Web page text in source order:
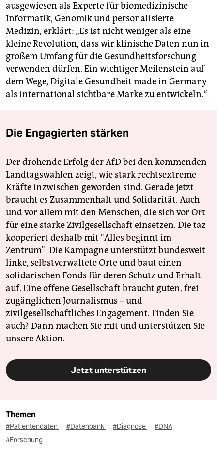
ausgewiesen als Experte für biomedizinische
Informatik, Genomik und personalisierte
Medizin, erklärt: „Es ist nicht weniger als eine
kleine Revolution, dass wir klinische Daten nun in
großem Umfang für die Gesundheitsforschung
verwenden dürfen. Ein wichtiger Meilenstein auf
dem Wege, Digitale Gesundheit made in Germany
als international sichtbare Marke zu entwickeln.“
Die Engagierten stärken
Der drohende Erfolg der AfD bei den kommenden
Landtagswahlen zeigt, wie stark rechtsextreme
Kräfte inzwischen geworden sind. Gerade jetzt
braucht es Zusammenhalt und Solidarität. Auch
und vor allem mit den Menschen, die sich vor Ort
für eine starke Zivilgesellschaft einsetzen. Die taz
kooperiert deshalb mit "Alles beginnt im
Zentrum". Die Kampagne unterstützt bundesweit
linke, selbstverwaltete Orte und baut einen
solidarischen Fonds für deren Schutz und Erhalt
auf. Eine offene Gesellschaft braucht guten, frei
zugänglichen Journalismus – und
zivilgesellschaftliches Engagement. Finden Sie
auch? Dann machen Sie mit und unterstützen Sie
unsere Aktion.
Jetzt unterstützen
Themen
#Patientendaten #Datenbank #Diagnose
#DNA
#Forschung